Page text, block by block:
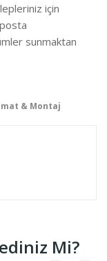
için
sunmaktan
& Montaj
Mi?